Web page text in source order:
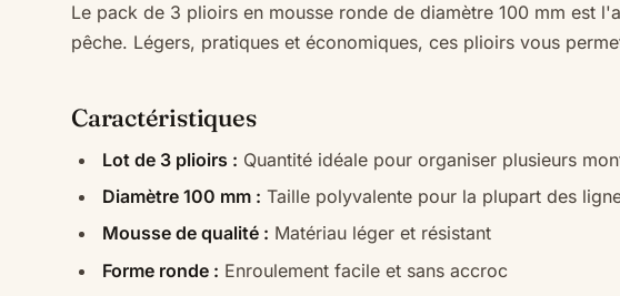
Le pack de 3 plioirs en mousse ronde de diamètre 100 mm est
pêche. Légers, pratiques et économiques, ces plioirs vous
Caractéristiques
Lot de 3 plioirs : Quantité idéale pour organiser plusieurs
Diamètre 100 mm : Taille polyvalente pour la plupart des
Mousse de qualité : Matériau léger et résistant
Forme ronde : Enroulement facile et sans accroc